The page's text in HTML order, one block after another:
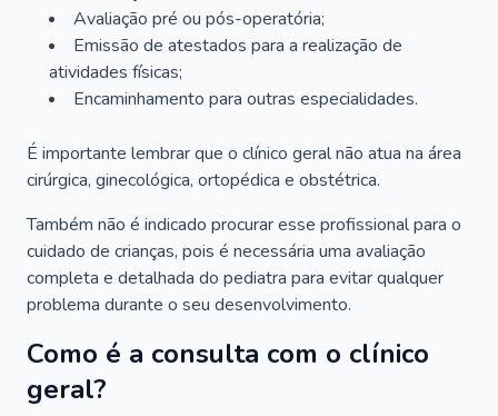
Avaliação pré ou pós-operatória;
Emissão de atestados para a realização de
atividades físicas;
Encaminhamento para outras especialidades.
É importante lembrar que o clínico geral não atua na área
cirúrgica, ginecológica, ortopédica e obstétrica.
Também não é indicado procurar esse profissional para o
cuidado de crianças, pois é necessária uma avaliação
completa e detalhada do pediatra para evitar qualquer
problema durante o seu desenvolvimento.
Como é a consulta com o clínico
geral?